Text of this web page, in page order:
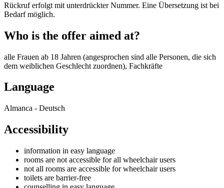
Rückruf erfolgt mit unterdrückter Nummer. Eine Übersetzung ist bei
Bedarf möglich.
Who is the offer aimed at?
alle Frauen ab 18 Jahren (angesprochen sind alle Personen, die sich
dem weiblichen Geschlecht zuordnen), Fachkräfte
Language
Almanca - Deutsch
Accessibility
information in easy language
rooms are not accessible for all wheelchair users
not all rooms are accessible for wheelchair users
toilets are barrier-free